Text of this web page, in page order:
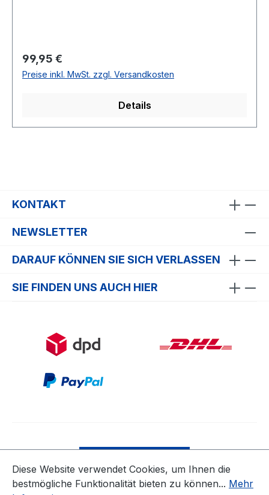
Regulärer Preis:
99,95 €
Preise inkl. MwSt. zzgl. Versandkosten
Details
KONTAKT
NEWSLETTER
DARAUF KÖNNEN SIE SICH VERLASSEN
SIE FINDEN UNS AUCH HIER
* Alle Preise inkl. gesetzl. Mehrwertsteuer zzgl.
Diese Website verwendet Cookies, um Ihnen die
bestmögliche Funktionalität bieten zu können... Mehr